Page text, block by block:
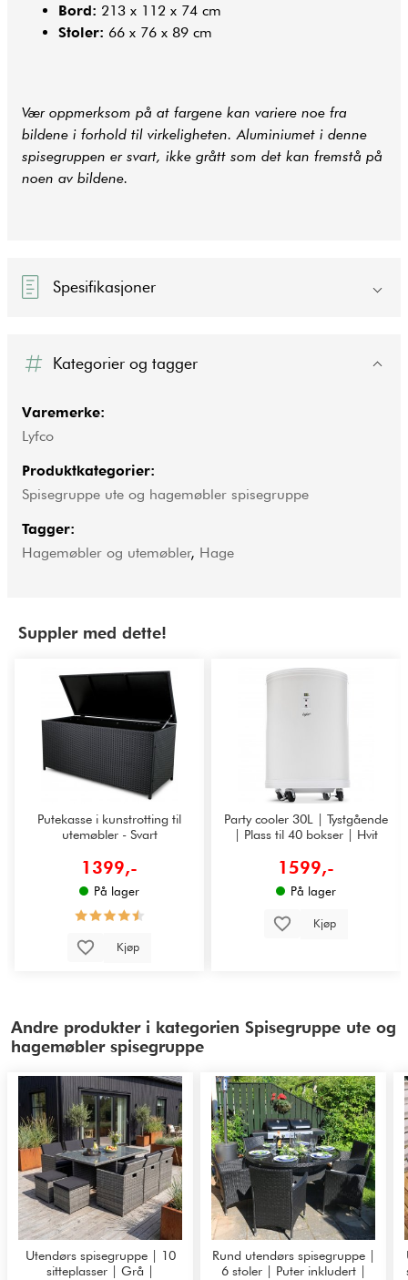
Bord: 213 x 112 x 74 cm
Stoler: 66 x 76 x 89 cm
Vær oppmerksom på at fargene kan variere noe fra
bildene i forhold til virkeligheten. Aluminiumet i denne
spisegruppen er svart, ikke grått som det kan fremstå på
noen av bildene.
Spesifikasjoner
Kategorier og tagger
Varemerke:
Lyfco
Produktkategorier:
Spisegruppe ute og hagemøbler spisegruppe
Tagger:
Hagemøbler og utemøbler, Hage
Suppler med dette!
Putekasse i kunstrotting til
utemøbler - Svart
1399,-
På lager
Kjøp
Party cooler 30L | Tystgående
| Plass til 40 bokser | Hvit
1599,-
På lager
Kjøp
Andre produkter i kategorien Spisegruppe ute og
hagemøbler spisegruppe
Utendørs spisegruppe | 10
sitteplasser | Grå |
Rund utendørs spisegruppe |
6 stoler | Puter inkludert |